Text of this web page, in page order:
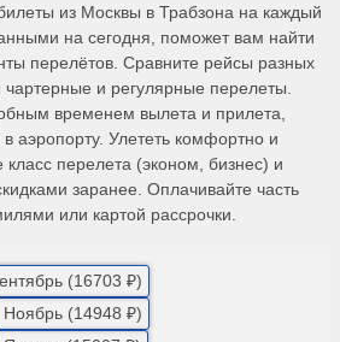
из Москвы в Трабзона на каждый
на сегодня, поможет вам найти
перелётов. Сравните рейсы разных
и регулярные перелеты.
временем вылета и прилета,
аэропорту. Улететь комфортно и
перелета (эконом, бизнес) и
заранее. Оплачивайте часть
или картой рассрочки.
(16703 ₽)
Ноябрь (14948 ₽)